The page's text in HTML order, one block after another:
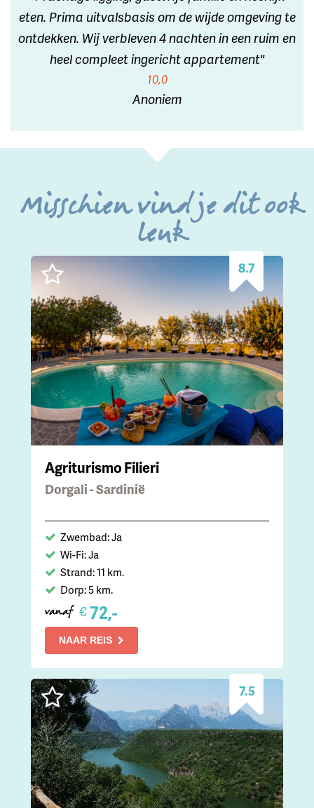
eten. Prima uitvalsbasis om de wijde omgeving te
ontdekken. Wij verbleven 4 nachten in een ruim en
heel compleet ingericht appartement"
10,0
Anoniem
Misschien vind je dit ook
leuk
8.7
Agriturismo Filieri
Dorgali - Sardinië
Zwembad: Ja
Wi-Fi: Ja
Strand: 11 km.
Dorp: 5 km.
vanaf €72,-
NAAR REIS
7.5